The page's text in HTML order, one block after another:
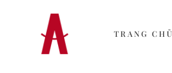
TRANG CHỦ